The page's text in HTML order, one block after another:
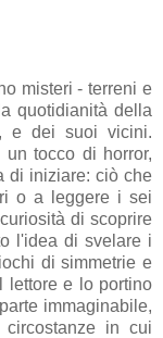
misteri - terreni e
quotidianità della
e dei suoi vicini.
tocco di horror,
di iniziare: ciò che
o a leggere i sei
di scoprire
l'idea di svelare i
di simmetrie e
lettore e lo portino
immaginabile,
in cui